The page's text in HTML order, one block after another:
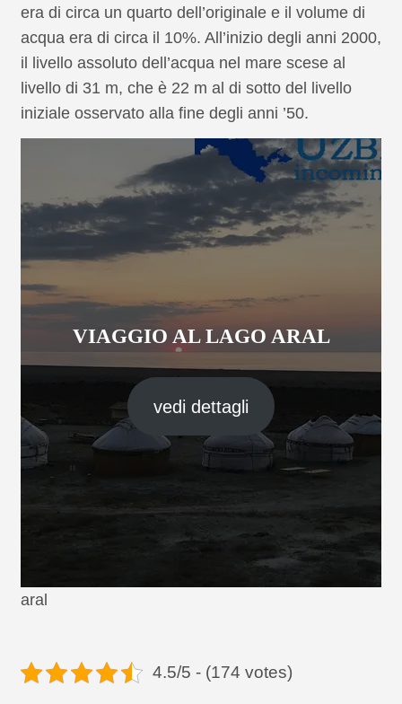
era di circa un quarto dell’originale e il volume di
acqua era di circa il 10%. All’inizio degli anni 2000,
il livello assoluto dell’acqua nel mare scese al
livello di 31 m, che è 22 m al di sotto del livello
iniziale osservato alla fine degli anni ’50.
VIAGGIO AL LAGO ARAL
vedi dettagli
aral
4.5/5 - (174 votes)